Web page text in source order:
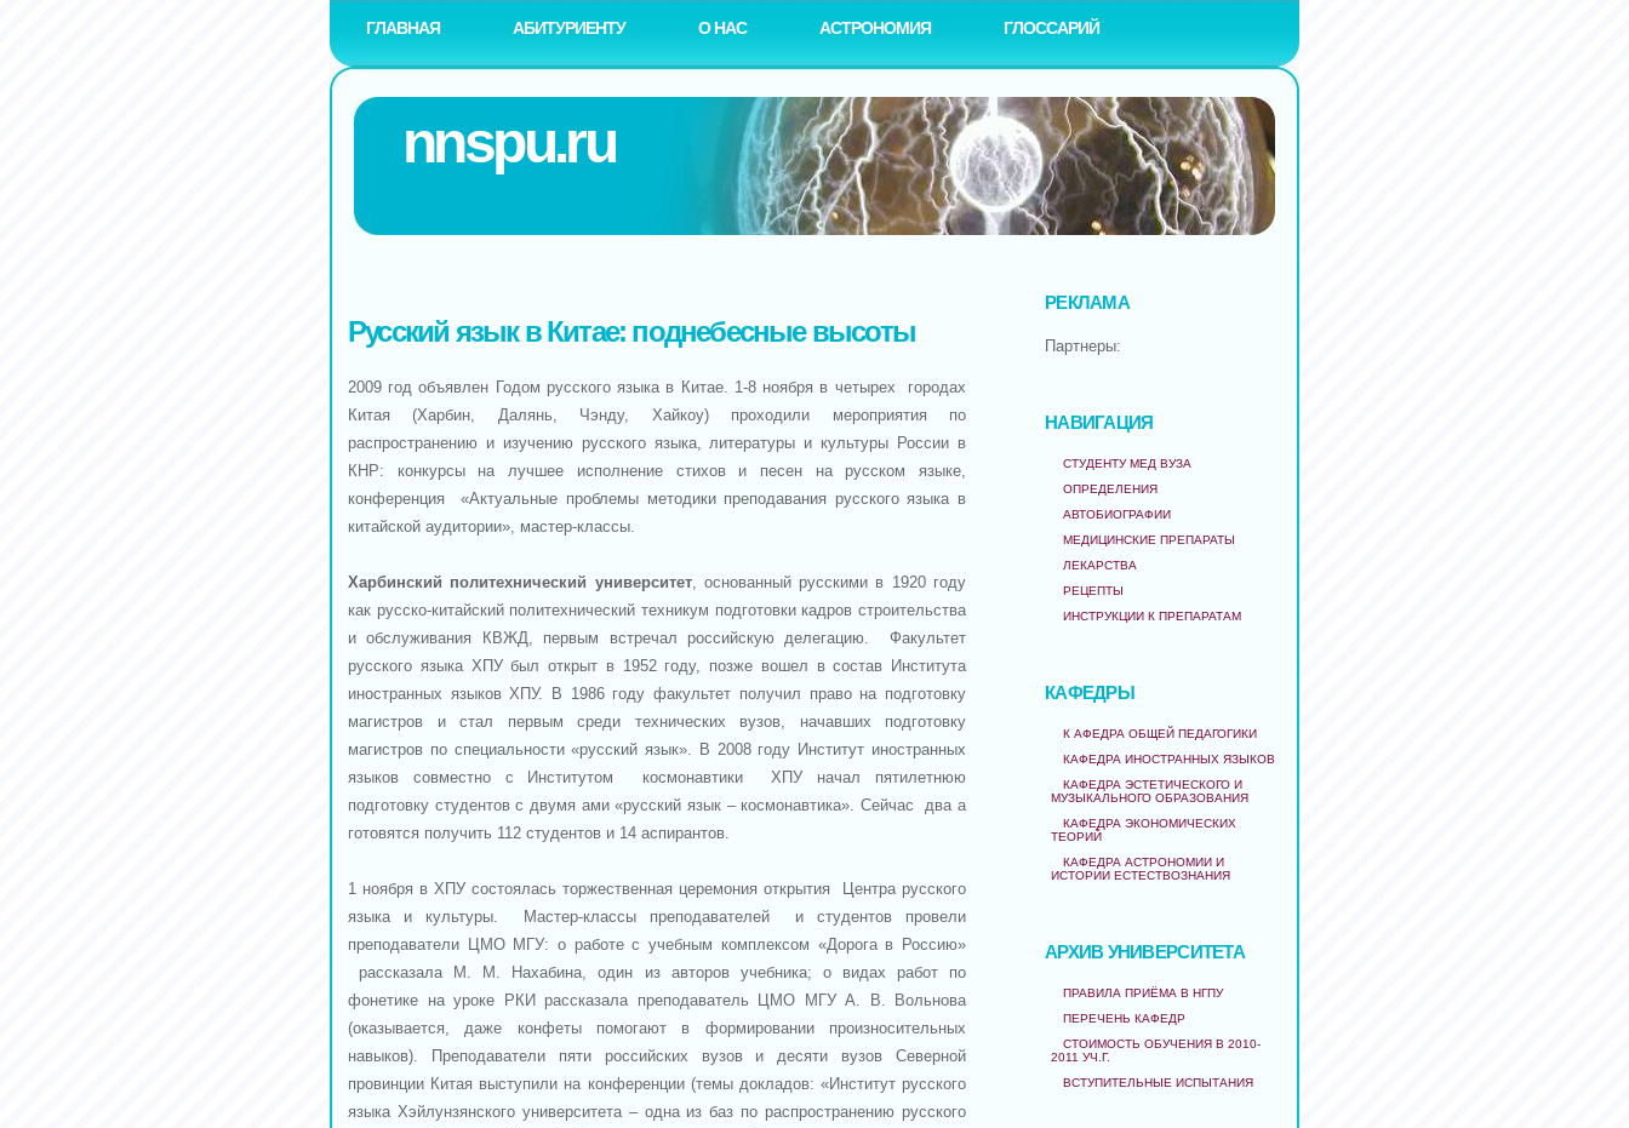
ГЛАВНАЯ АБИТУРИЕНТУ О НАС АСТРОНОМИЯ ГЛОССАРИЙ
nnspu.ru
Русский язык в Китае: поднебесные высоты
2009 год объявлен Годом русского языка в Китае. 1-8 ноября в четырех городах
Китая (Харбин, Далянь, Чэнду, Хайкоу) проходили мероприятия по
распространению и изучению русского языка, литературы и культуры России в
КНР: конкурсы на лучшее исполнение стихов и песен на русском языке,
конференция «Актуальные проблемы методики преподавания русского языка в
китайской аудитории», мастер-классы.
Харбинский политехнический университет, основанный русскими в 1920 году
как русско-китайский политехнический техникум подготовки кадров строительства
и обслуживания КВЖД, первым встречал российскую делегацию. Факультет
русского языка ХПУ был открыт в 1952 году, позже вошел в состав Института
иностранных языков ХПУ. В 1986 году факультет получил право на подготовку
магистров и стал первым среди технических вузов, начавших подготовку
магистров по специальности «русский язык». В 2008 году Институт иностранных
языков совместно с Институтом космонавтики ХПУ начал пятилетнюю
подготовку студентов с двумя ами «русский язык – космонавтика». Сейчас два а
готовятся получить 112 студентов и 14 аспирантов.
1 ноября в ХПУ состоялась торжественная церемония открытия Центра русского
языка и культуры. Мастер-классы преподавателей и студентов провели
преподаватели ЦМО МГУ: о работе с учебным комплексом «Дорога в Россию»
рассказала М. М. Нахабина, один из авторов учебника; о видах работ по
фонетике на уроке РКИ рассказала преподаватель ЦМО МГУ А. В. Вольнова
(оказывается, даже конфеты помогают в формировании произносительных
навыков). Преподаватели пяти российских вузов и десяти вузов Северной
провинции Китая выступили на конференции (темы докладов: «Институт русского
языка Хэйлунзянского университета – одна из баз по распространению русского
РЕКЛАМА
Партнеры:
НАВИГАЦИЯ
СТУДЕНТУ МЕД ВУЗА
ОПРЕДЕЛЕНИЯ
АВТОБИОГРАФИИ
МЕДИЦИНСКИЕ ПРЕПАРАТЫ
ЛЕКАРСТВА
РЕЦЕПТЫ
ИНСТРУКЦИИ К ПРЕПАРАТАМ
КАФЕДРЫ
К АФЕДРА ОБЩЕЙ ПЕДАГОГИКИ
КАФЕДРА ИНОСТРАННЫХ ЯЗЫКОВ
КАФЕДРА ЭСТЕТИЧЕСКОГО И
МУЗЫКАЛЬНОГО ОБРАЗОВАНИЯ
КАФЕДРА ЭКОНОМИЧЕСКИХ
ТЕОРИЙ
КАФЕДРА АСТРОНОМИИ И
ИСТОРИИ ЕСТЕСТВОЗНАНИЯ
АРХИВ УНИВЕРСИТЕТА
ПРАВИЛА ПРИЁМА В НГПУ
ПЕРЕЧЕНЬ КАФЕДР
СТОИМОСТЬ ОБУЧЕНИЯ В 2010-
2011 УЧ.Г.
ВСТУПИТЕЛЬНЫЕ ИСПЫТАНИЯ